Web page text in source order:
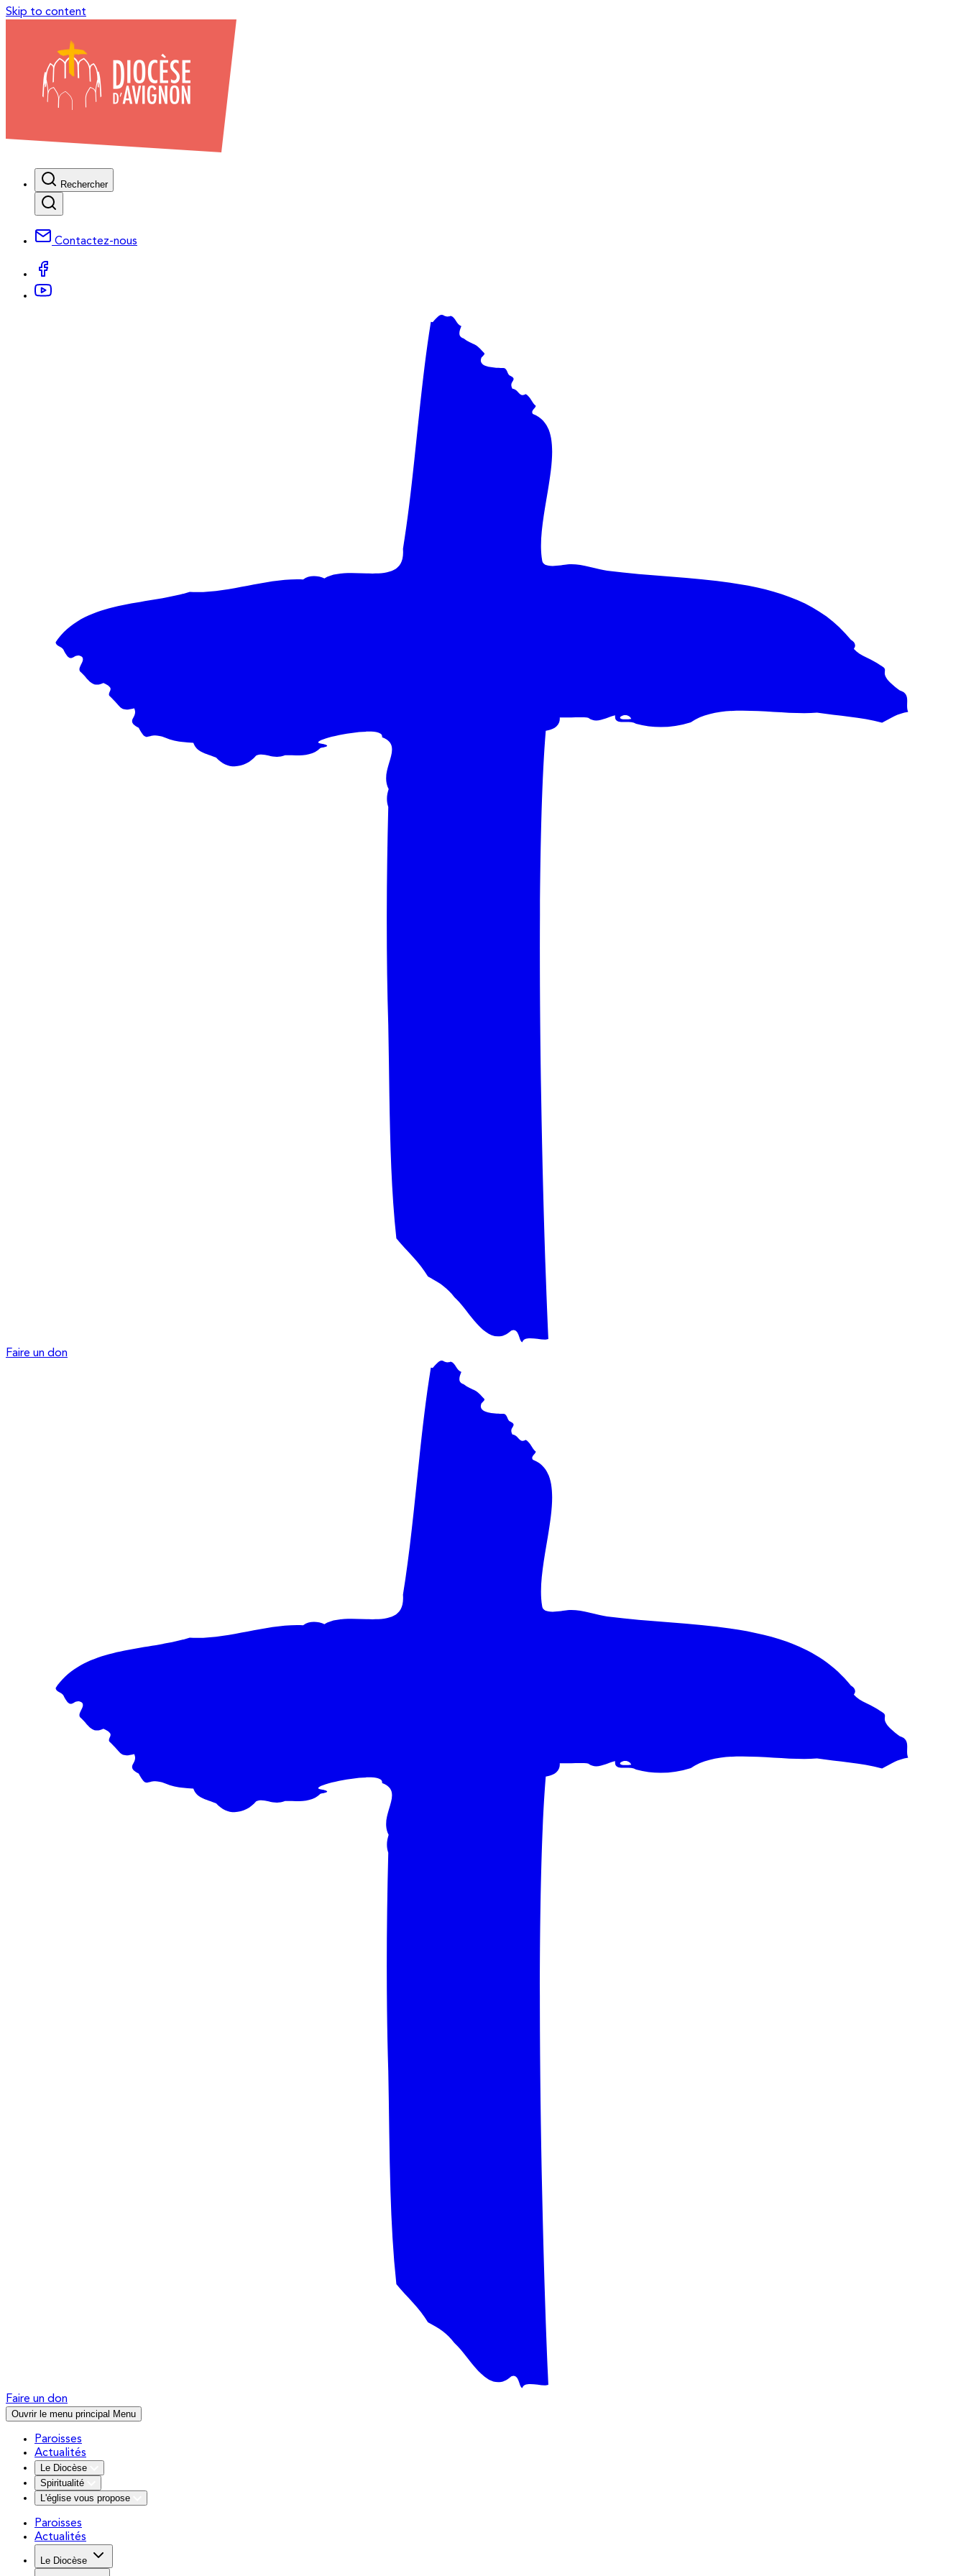
Skip to content
Rechercher
Contactez-nous
Faire un don
Faire un don
Ouvrir le menu principal Menu
Paroisses
Actualités
Le Diocèse
Spiritualité
L'église vous propose
Paroisses
Actualités
Le Diocèse